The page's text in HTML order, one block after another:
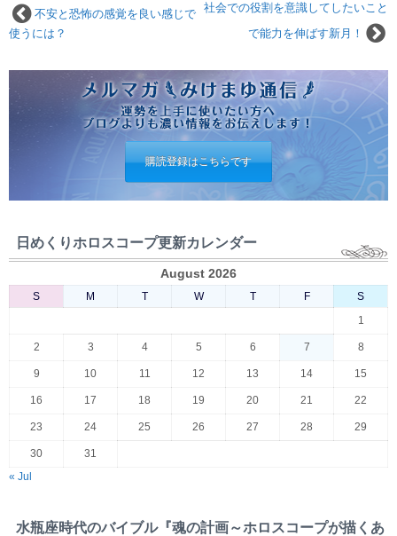
社会での役割を意識してしたいこと
で能力を伸ばす新月！
不安と恐怖の感覚を良い感じで
使うには？
購読登録はこちらです
日めくりホロスコープ更新カレンダー
August 2026
S M T W T F
S
1
2 3 4 5 6 7 8
9 10 11 12 13 14 15
16 17 18 19 20 21 22
23 24 25 26 27 28 29
30
31
« Jul
水瓶座時代のバイブル『魂の計画～ホロスコープが描くあ